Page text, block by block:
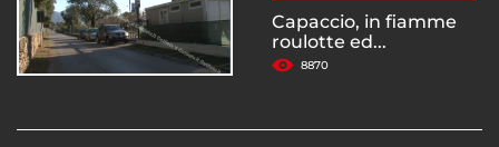
Capaccio, in fiamme
roulotte ed...
8870